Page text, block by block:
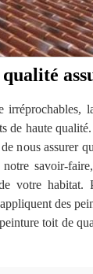
irréprochables,
de haute
nous assurer
savoir-
votre
des
toit de